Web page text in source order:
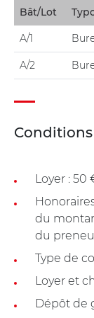
Bât/Lot
A/1
A/2
Loyer : 50
du
du
Type de
Loyer et
Dépôt de